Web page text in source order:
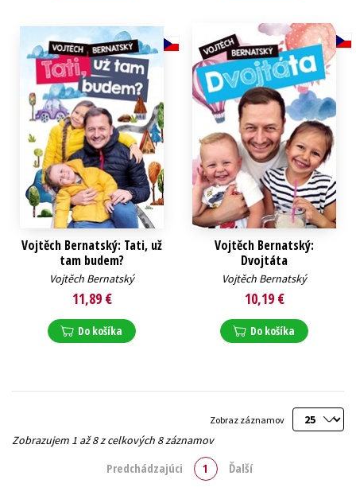
Vojtěch Bernatský: Tati, už
tam budem?
Vojtěch Bernatský
11,89 €
Do košíka
Vojtěch Bernatský:
Dvojtáta
Vojtěch Bernatský
10,19 €
Do košíka
Zobraz záznamov
Zobrazujem 1 až 8 z celkových 8 záznamov
Predchádzajúci 1 Ďalší